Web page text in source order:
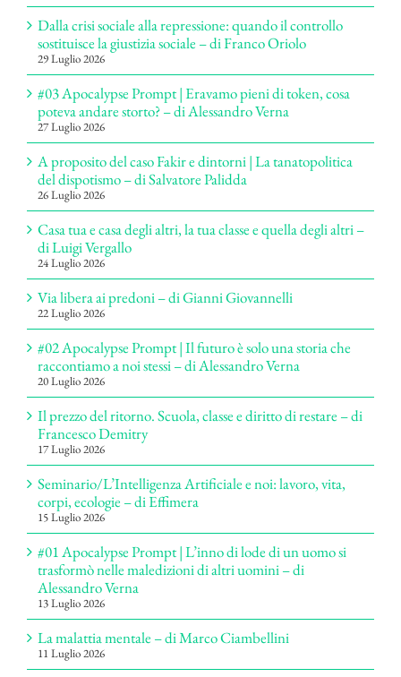
Dalla crisi sociale alla repressione: quando il controllo
sostituisce la giustizia sociale – di Franco Oriolo
29 Luglio 2026
#03 Apocalypse Prompt | Eravamo pieni di token, cosa
poteva andare storto? – di Alessandro Verna
27 Luglio 2026
A proposito del caso Fakir e dintorni | La tanatopolitica
del dispotismo – di Salvatore Palidda
26 Luglio 2026
Casa tua e casa degli altri, la tua classe e quella degli altri –
di Luigi Vergallo
24 Luglio 2026
Via libera ai predoni – di Gianni Giovannelli
22 Luglio 2026
#02 Apocalypse Prompt | Il futuro è solo una storia che
raccontiamo a noi stessi – di Alessandro Verna
20 Luglio 2026
Il prezzo del ritorno. Scuola, classe e diritto di restare – di
Francesco Demitry
17 Luglio 2026
Seminario/L’Intelligenza Artificiale e noi: lavoro, vita,
corpi, ecologie – di Effimera
15 Luglio 2026
#01 Apocalypse Prompt | L’inno di lode di un uomo si
trasformò nelle maledizioni di altri uomini – di
Alessandro Verna
13 Luglio 2026
La malattia mentale – di Marco Ciambellini
11 Luglio 2026